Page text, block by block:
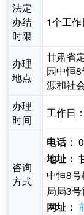
法定
办结
时限
1个工作
办理
地点
甘肃省
园中恒
源和社
办理
时间
工作日
咨询
方式
电话：
地址：
中恒8
局局3号
网址：